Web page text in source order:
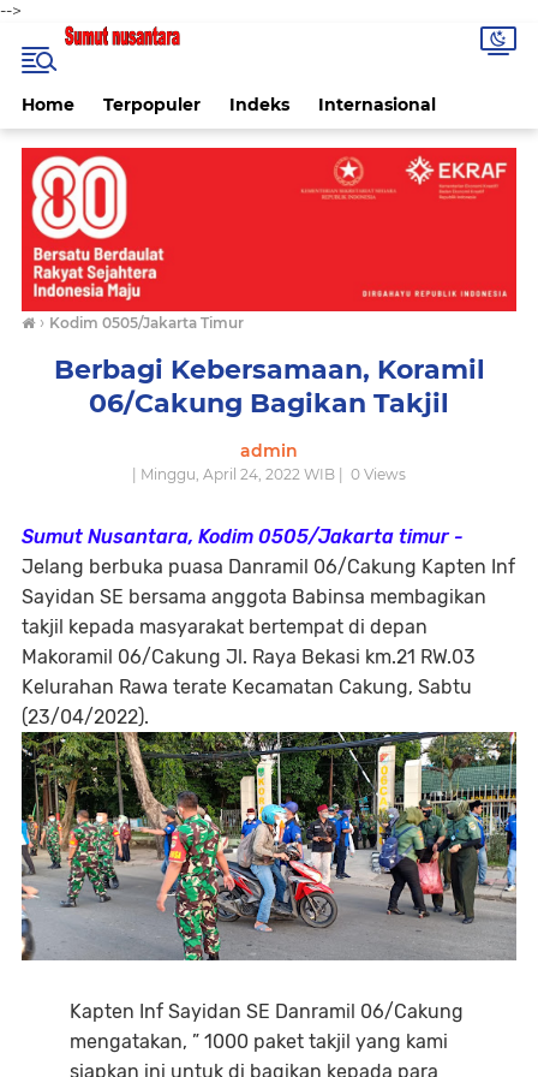
-->
Home Terpopuler Indeks Internasional
› Kodim 0505/Jakarta Timur
Berbagi Kebersamaan, Koramil
06/Cakung Bagikan Takjil
admin
| Minggu, April 24, 2022 WIB | 0 Views
Sumut Nusantara, Kodim 0505/Jakarta timur -
Jelang berbuka puasa Danramil 06/Cakung Kapten Inf
Sayidan SE bersama anggota Babinsa membagikan
takjil kepada masyarakat bertempat di depan
Makoramil 06/Cakung Jl. Raya Bekasi km.21 RW.03
Kelurahan Rawa terate Kecamatan Cakung, Sabtu
(23/04/2022).
Kapten Inf Sayidan SE Danramil 06/Cakung
mengatakan, ” 1000 paket takjil yang kami
siapkan ini untuk di bagikan kepada para